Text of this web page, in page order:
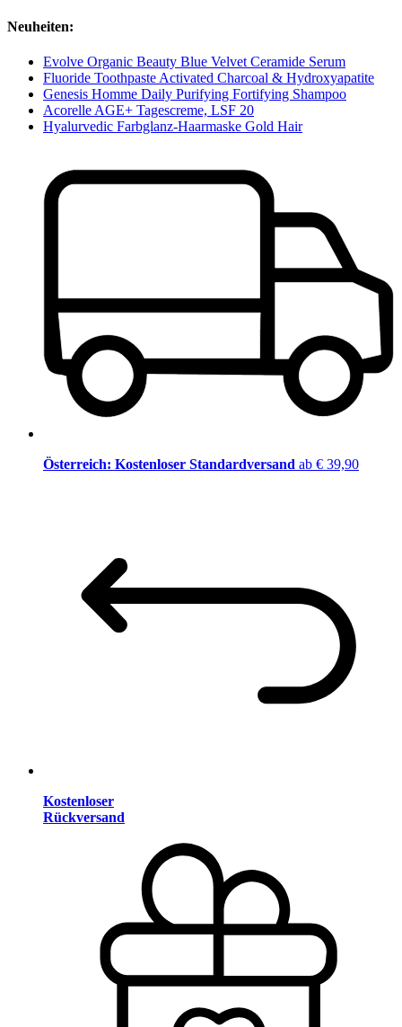
Neuheiten:
Evolve Organic Beauty Blue Velvet Ceramide Serum
Fluoride Toothpaste Activated Charcoal & Hydroxyapatite
Genesis Homme Daily Purifying Fortifying Shampoo
Acorelle AGE+ Tagescreme, LSF 20
Hyalurvedic Farbglanz-Haarmaske Gold Hair
Österreich: Kostenloser Standardversand ab € 39,90
Kostenloser
Rückversand